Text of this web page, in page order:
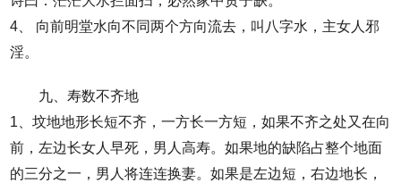
4、 向前明堂水向不同两个方向流去，叫八字水，主女人邪
淫。
九、寿数不齐地
1、坟地地形长短不齐，一方长一方短，如果不齐之处又在向
前，左边长女人早死，男人高寿。如果地的缺陷占整个地面
的三分之一，男人将连连换妻。如果是左边短，右边地长，